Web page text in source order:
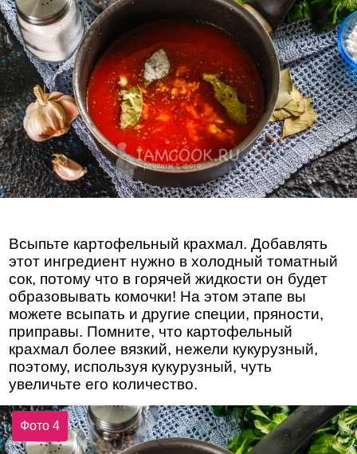
Всыпьте картофельный крахмал. Добавлять
этот ингредиент нужно в холодный томатный
сок, потому что в горячей жидкости он будет
образовывать комочки! На этом этапе вы
можете всыпать и другие специи, пряности,
приправы. Помните, что картофельный
крахмал более вязкий, нежели кукурузный,
поэтому, используя кукурузный, чуть
увеличьте его количество.
Фото 4